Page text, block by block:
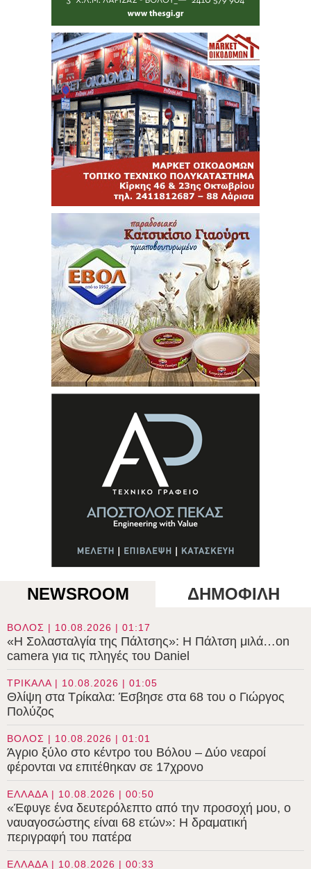
NEWSROOM ΔΗΜΟΦΙΛΗ
ΒΟΛΟΣ | 10.08.2026 | 01:17
«Η Σολασταλγία της Πάλτσης»: Η Πάλτση μιλά…on
camera για τις πληγές του Daniel
ΤΡΙΚΑΛΑ | 10.08.2026 | 01:05
Θλίψη στα Τρίκαλα: Έσβησε στα 68 του ο Γιώργος
Πολύζος
ΒΟΛΟΣ | 10.08.2026 | 01:01
Άγριο ξύλο στο κέντρο του Βόλου – Δύο νεαροί
φέρονται να επιτέθηκαν σε 17χρονο
ΕΛΛΑΔΑ | 10.08.2026 | 00:50
«Έφυγε ένα δευτερόλεπτο από την προσοχή μου, ο
ναυαγοσώστης είναι 68 ετών»: Η δραματική
περιγραφή του πατέρα
ΕΛΛΑΔΑ | 10.08.2026 | 00:33